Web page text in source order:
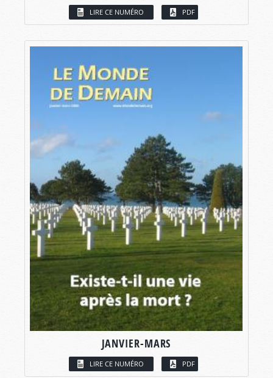
LIRE CE NUMÉRO PDF
JANVIER-MARS
LIRE CE NUMÉRO PDF